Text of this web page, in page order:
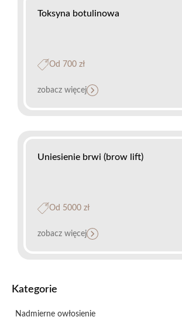
Kategorie
Nadmierne owłosienie
Toksyna botulinowa
Od 700 zł
zobacz więcej
Uniesienie brwi (brow lift)
Od 5000 zł
zobacz więcej